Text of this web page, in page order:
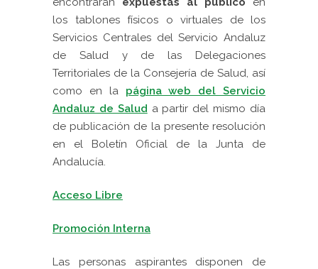
los tablones físicos o virtuales de los
Servicios Centrales del Servicio Andaluz
de Salud y de las Delegaciones
Territoriales de la Consejería de Salud, así
como en la
página web del Servicio
Andaluz de Salud a partir del mismo día
de publicación de la presente resolución
en el Boletín Oficial de la Junta de
Andalucía.
Acceso Libre
Promoción Interna
Las personas aspirantes disponen de